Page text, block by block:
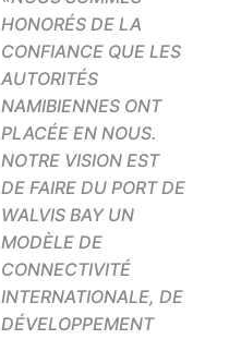
HONORÉS DE LA
CONFIANCE QUE LES
AUTORITÉS
NAMIBIENNES ONT
PLACÉE EN NOUS.
NOTRE VISION EST
DE FAIRE DU PORT DE
WALVIS BAY UN
MODÈLE DE
CONNECTIVITÉ
INTERNATIONALE, DE
DÉVELOPPEMENT